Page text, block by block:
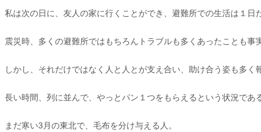
私は次の日に、友人の家に行くことができ、避難所での生活は１日
震災時、多くの避難所ではもちろんトラブルも多くあったことも事
しかし、それだけではなく人と人とが支え合い、助け合う姿も多く
長い時間、列に並んで、やっとパン１つをもらえるという状況であ
まだ寒い3月の東北で、毛布を分け与える人。